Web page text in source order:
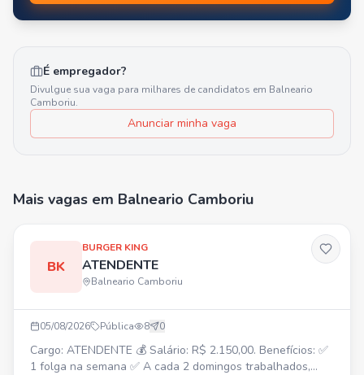
É empregador?
Divulgue sua vaga para milhares de candidatos em Balneario
Camboriu.
Anunciar minha vaga
Mais vagas em Balneario Camboriu
BK
BURGER KING
ATENDENTE
Balneario Camboriu
05/08/2026 Pública 8 0
Cargo: ATENDENTE 💰 Salário: R$ 2.150,00. Benefícios: ✅
1 folga na semana ✅ A cada 2 domingos trabalhados,